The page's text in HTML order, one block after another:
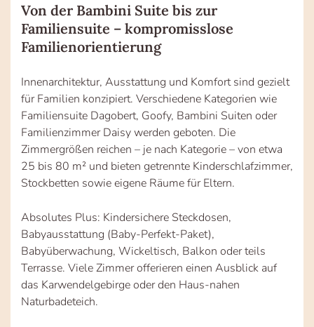
Von der Bambini Suite bis zur
Familiensuite – kompromisslose
Familienorientierung
Innenarchitektur, Ausstattung und Komfort sind gezielt
für Familien konzipiert. Verschiedene Kategorien wie
Familiensuite Dagobert, Goofy, Bambini Suiten oder
Familienzimmer Daisy werden geboten. Die
Zimmergrößen reichen – je nach Kategorie – von etwa
25 bis 80 m² und bieten getrennte Kinderschlafzimmer,
Stockbetten sowie eigene Räume für Eltern.
Absolutes Plus: Kindersichere Steckdosen,
Babyausstattung (Baby-Perfekt-Paket),
Babyüberwachung, Wickeltisch, Balkon oder teils
Terrasse. Viele Zimmer offerieren einen Ausblick auf
das Karwendelgebirge oder den Haus-nahen
Naturbadeteich.